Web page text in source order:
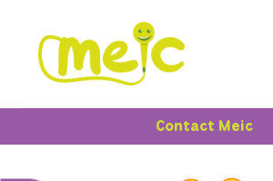
Contact Meic